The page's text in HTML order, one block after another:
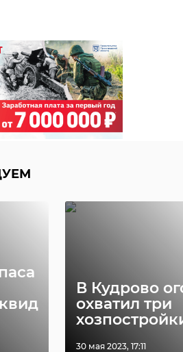
В Кудрово
охватил три
30 мая 2023, 17:11
области по
внутренней
политике